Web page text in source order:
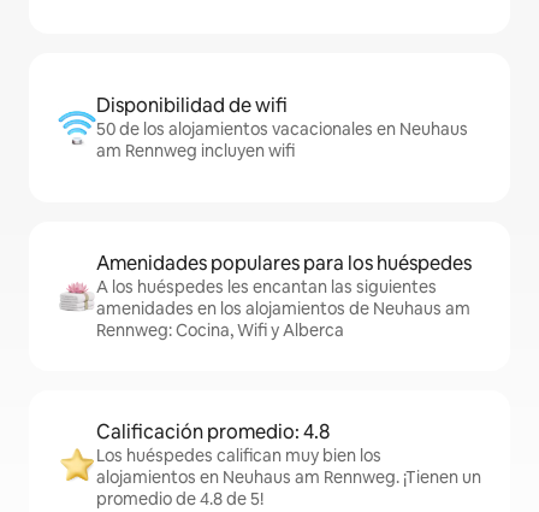
Disponibilidad de wifi
50 de los alojamientos vacacionales en Neuhaus
am Rennweg incluyen wifi
Amenidades populares para los huéspedes
A los huéspedes les encantan las siguientes
amenidades en los alojamientos de Neuhaus am
Rennweg: Cocina, Wifi y Alberca
Calificación promedio: 4.8
Los huéspedes califican muy bien los
alojamientos en Neuhaus am Rennweg. ¡Tienen un
promedio de 4.8 de 5!